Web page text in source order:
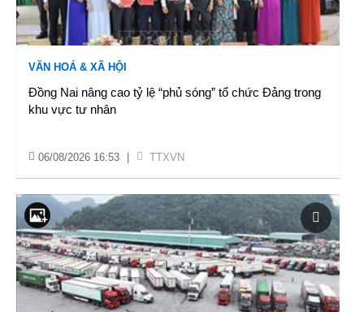
VĂN HOÁ & XÃ HỘI
Đồng Nai nâng cao tỷ lệ “phủ sóng” tổ chức Đảng trong
khu vực tư nhân
06/08/2026 16:53 TTXVN